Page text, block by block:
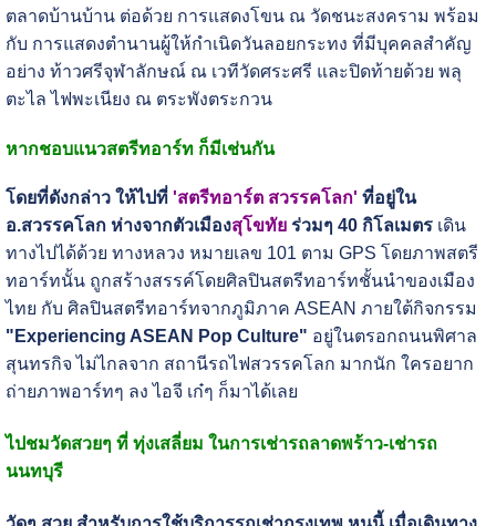
ตลาดบ้านบ้าน ต่อด้วย การแสดงโขน ณ วัดชนะสงคราม พร้อม
กับ การแสดงตำนานผู้ให้กำเนิดวันลอยกระทง ที่มีบุคคลสำคัญ
อย่าง ท้าวศรีจุฬาลักษณ์ ณ เวทีวัดศระศรี และปิดท้ายด้วย พลุ
ตะไล ไฟพะเนียง ณ ตระพังตระกวน
หากชอบแนวสตรีทอาร์ท ก็มีเช่นกัน
โดยที่ดังกล่าว ให้ไปที่ 'สตรีทอาร์ต สวรรคโลก' ที่อยู่ใน
อ.สวรรคโลก ห่างจากตัวเมืองสุโขทัย ร่วมๆ 40 กิโลเมตรเดิน
ทางไปได้ด้วย ทางหลวง หมายเลข 101 ตาม GPS โดยภาพสตรี
ทอาร์ทนั้น ถูกสร้างสรรค์โดยศิลปินสตรีทอาร์ทชั้นนำของเมือง
ไทย กับ ศิลปินสตรีทอาร์ทจากภูมิภาค ASEAN ภายใต้กิจกรรม
"Experiencing ASEAN Pop Culture" อยู่ในตรอกถนนพิศาล
สุนทรกิจ ไม่ไกลจาก สถานีรถไฟสวรรคโลก มากนัก ใครอยาก
ถ่ายภาพอาร์ทๆ ลง ไอจี เก๋ๆ ก็มาได้เลย
ไปชมวัดสวยๆ ที่ ทุ่งเสลี่ยม ในการเช่ารถลาดพร้าว-เช่ารถ
นนทบุรี